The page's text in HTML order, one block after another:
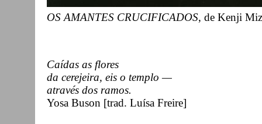
OS AMANTES CRUCIFICADOS, de Kenji
Caídas as flores
da cerejeira, eis o templo —
através dos ramos.
Yosa Buson [trad. Luísa Freire]